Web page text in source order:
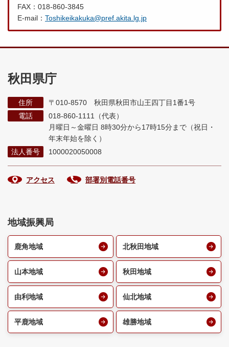
FAX：018-860-3845
E-mail： Toshikeikakuka@pref.akita.lg.jp
秋田県庁
住所
〒010-8570 秋田県秋田市山王四丁目1番1号
電話
018-860-1111（代表）
月曜日～金曜日 8時30分から17時15分まで （祝日・
年末年始を除く）
法人番号
1000020050008
アクセス 部署別電話番号
地域振興局
鹿角地域 北秋田地域
山本地域 秋田地域
由利地域 仙北地域
平鹿地域 雄勝地域